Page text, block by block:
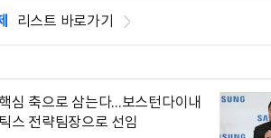
리스트 바로가기
심 축으로 삼는다...보스턴다이내
스 전략팀장으로 선임